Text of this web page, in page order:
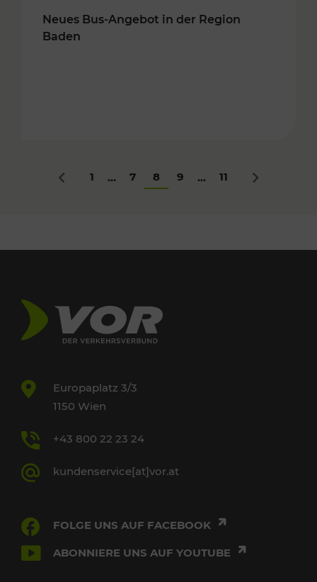
Neues Bus-Angebot in der Region
Baden
Zurück
1 ... 7 8 9 ... 11 Nächstes
Europaplatz 3/3
1150 Wien
+43 800 22 23 24
kundenservice[at]vor.at
FOLGE UNS AUF FACEBOOK
ABONNIERE UNS AUF YOUTUBE